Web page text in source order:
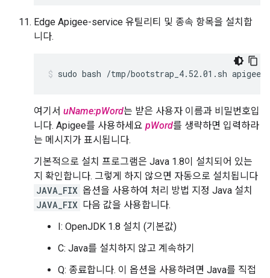
Edge Apigee-service 유틸리티 및 종속 항목을 설치합
니다.
sudo bash /tmp/bootstrap_4.52.01.sh
여기서 uName:pWord는 받은 사용자 이름과 비밀번호입
니다. Apigee를 사용하세요 pWord를 생략하면 입력하라
는 메시지가 표시됩니다.
기본적으로 설치 프로그램은 Java 1.8이 설치되어 있는
지 확인합니다. 그렇게 하지 않으면 자동으로 설치됩니다
JAVA_FIX 옵션을 사용하여 처리 방법 지정 Java 설치
JAVA_FIX 다음 값을 사용합니다.
I: OpenJDK 1.8 설치 (기본값)
C: Java를 설치하지 않고 계속하기
Q: 종료합니다. 이 옵션을 사용하려면 Java를 직접